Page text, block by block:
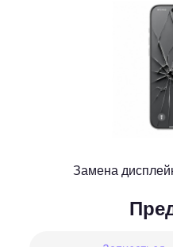
Замена